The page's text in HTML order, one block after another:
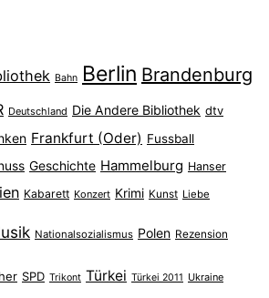
Bahn Berlin Brandenburg
Deutschland Die Andere Bibliothek dtv
Frankfurt (Oder) Fussball
Geschichte Hammelburg Hanser
Kabarett Konzert Krimi Kunst Liebe
Nationalsozialismus Polen Rezension
SPD Trikont Türkei Türkei 2011 Ukraine